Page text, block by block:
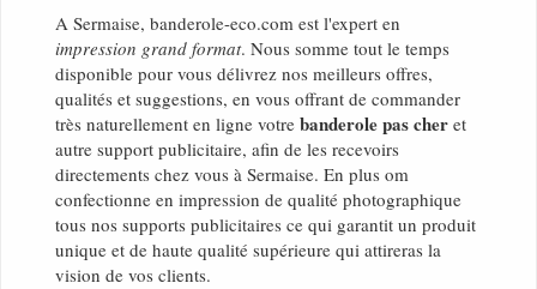
A Sermaise, banderole-eco.com est l'expert en
impression grand format. Nous somme tout le temps
disponible pour vous délivrez nos meilleurs offres,
qualités et suggestions, en vous offrant de commander
très naturellement en ligne votre banderole pas cher et
autre support publicitaire, afin de les recevoirs
directements chez vous à Sermaise. En plus om
confectionne en impression de qualité photographique
tous nos supports publicitaires ce qui garantit un produit
unique et de haute qualité supérieure qui attireras la
vision de vos clients.